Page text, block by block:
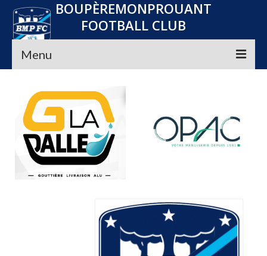
BOUPÈREMONPROUANT
FOOTBALL CLUB
Menu
Le club
Seniors
Jeunes